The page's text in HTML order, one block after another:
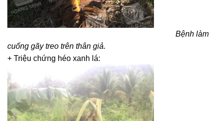
Bệnh làm
cuống gãy treo trên thân giả.
+ Triệu chứng héo xanh lá: